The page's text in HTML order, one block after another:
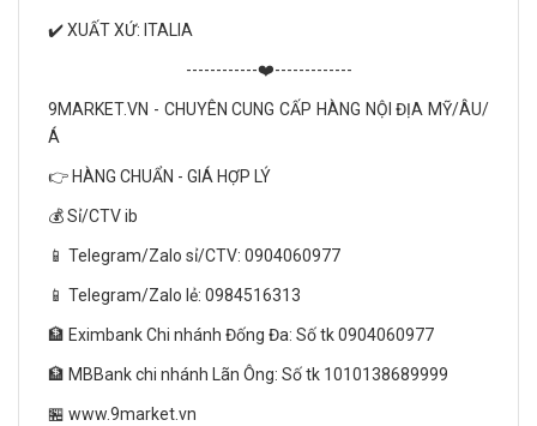
✔️ XUẤT XỨ: ITALIA
------------❤️-------------
9MARKET.VN - CHUYÊN CUNG CẤP HÀNG NỘI ĐỊA MỸ/ÂU/
Á
👉 HÀNG CHUẨN - GIÁ HỢP LÝ
💰 Sỉ/CTV ib
📱 Telegram/Zalo sỉ/CTV: 0904060977
📱 Telegram/Zalo lẻ: 0984516313
🏦 Eximbank Chi nhánh Đống Đa: Số tk 0904060977
🏦 MBBank chi nhánh Lãn Ông: Số tk 1010138689999
🏪 www.9market.vn